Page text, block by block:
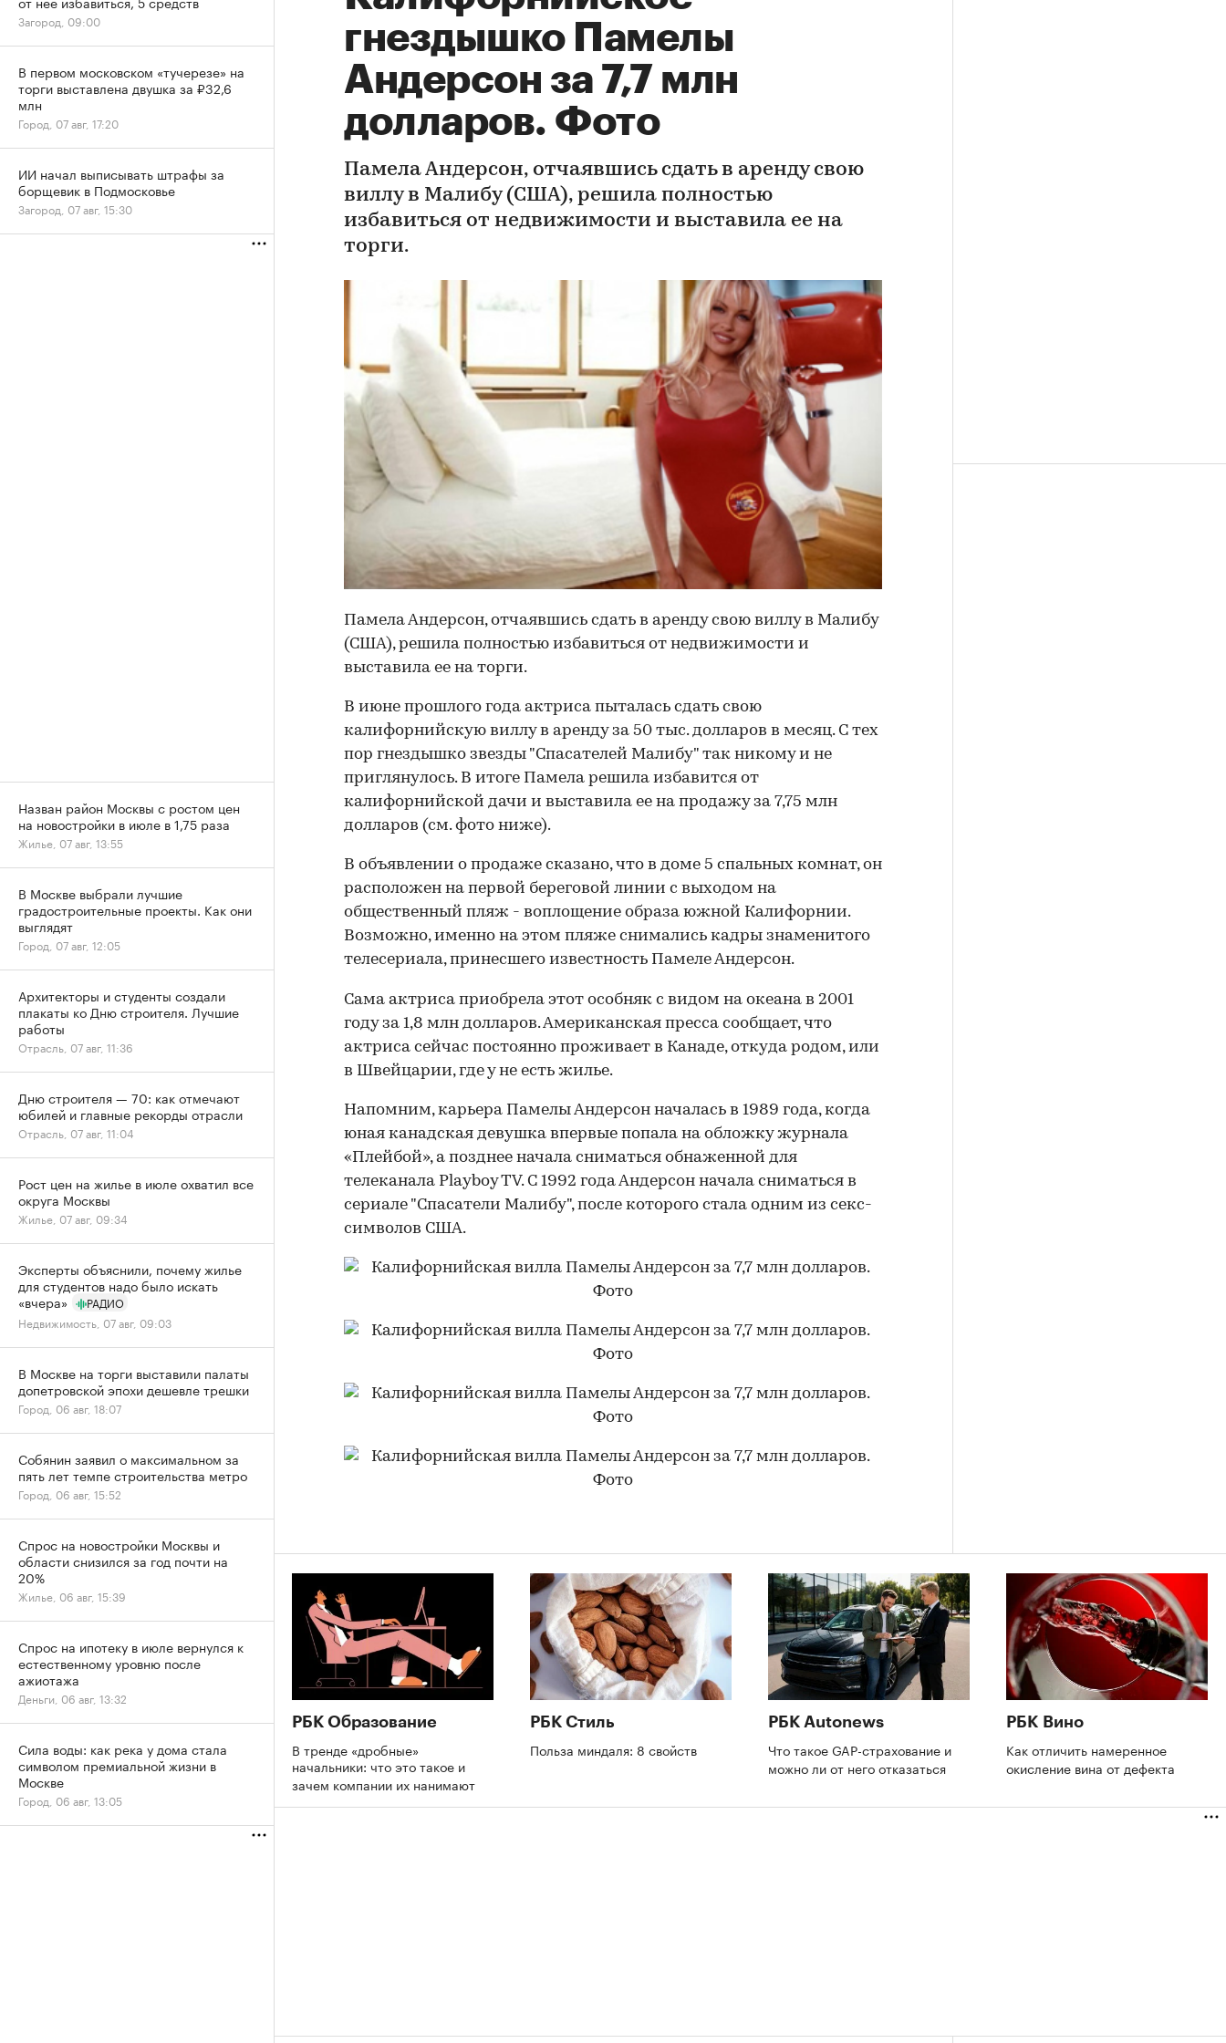
гнездышко Памелы
Андерсон за 7,7 млн
долларов. Фото
Памела Андерсон, отчаявшись сдать в аренду свою
виллу в Малибу (США), решила полностью
избавиться от недвижимости и выставила ее на
торги.
Памела Андерсон, отчаявшись сдать в аренду свою виллу в Малибу
(США), решила полностью избавиться от недвижимости и
выставила ее на торги.
В июне прошлого года актриса пыталась сдать свою
калифорнийскую виллу в аренду за 50 тыс. долларов в месяц. С тех
пор гнездышко звезды "Спасателей Малибу" так никому и не
приглянулось. В итоге Памела решила избавится от
калифорнийской дачи и выставила ее на продажу за 7,75 млн
долларов (см. фото ниже).
В объявлении о продаже сказано, что в доме 5 спальных комнат, он
расположен на первой береговой линии с выходом на
общественный пляж - воплощение образа южной Калифорнии.
Возможно, именно на этом пляже снимались кадры знаменитого
телесериала, принесшего известность Памеле Андерсон.
Сама актриса приобрела этот особняк с видом на океана в 2001
году за 1,8 млн долларов. Американская пресса сообщает, что
актриса сейчас постоянно проживает в Канаде, откуда родом, или
в Швейцарии, где у не есть жилье.
Напомним, карьера Памелы Андерсон началась в 1989 года, когда
юная канадская девушка впервые попала на обложку журнала
«Плейбой», а позднее начала сниматься обнаженной для
телеканала Playboy TV. С 1992 года Андерсон начала сниматься в
сериале "Спасатели Малибу", после которого стала одним из секс-
символов США.
РБК Образование
В тренде «дробные»
начальники: что это такое и
зачем компании их нанимают
РБК Стиль
Польза миндаля: 8 свойств
РБК Autonews
Что такое GAP-страхование и
можно ли от него отказаться
РБК Вино
Как отличить намеренное
окисление вина от дефекта
Загород, 09:00
В первом московском «тучерезе» на
торги выставлена двушка за ₽32,6
млн
Город, 07 авг, 17:20
ИИ начал выписывать штрафы за
борщевик в Подмосковье
Загород, 07 авг, 15:30
Назван район Москвы с ростом цен
на новостройки в июле в 1,75 раза
Жилье, 07 авг, 13:55
В Москве выбрали лучшие
градостроительные проекты. Как они
выглядят
Город, 07 авг, 12:05
Архитекторы и студенты создали
плакаты ко Дню строителя. Лучшие
работы
Отрасль, 07 авг, 11:36
Дню строителя — 70: как отмечают
юбилей и главные рекорды отрасли
Отрасль, 07 авг, 11:04
Рост цен на жилье в июле охватил все
округа Москвы
Жилье, 07 авг, 09:34
Эксперты объяснили, почему жилье
для студентов надо было искать
«вчера»
РАДИО
Недвижимость, 07 авг, 09:03
В Москве на торги выставили палаты
допетровской эпохи дешевле трешки
Город, 06 авг, 18:07
Собянин заявил о максимальном за
пять лет темпе строительства метро
Город, 06 авг, 15:52
Спрос на новостройки Москвы и
области снизился за год почти на
20%
Жилье, 06 авг, 15:39
Спрос на ипотеку в июле вернулся к
естественному уровню после
ажиотажа
Деньги, 06 авг, 13:32
Сила воды: как река у дома стала
символом премиальной жизни в
Москве
Город, 06 авг, 13:05